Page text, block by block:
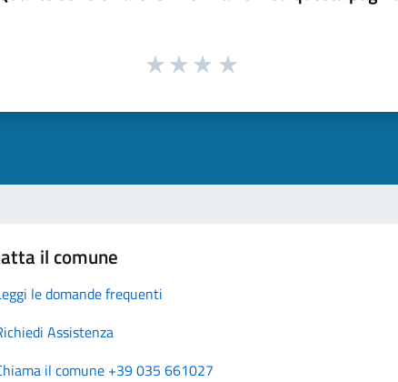
il comune
le domande frequenti
Assistenza
il comune +39 035 661027